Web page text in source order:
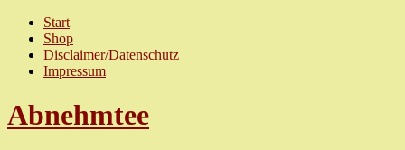
Start
Shop
Disclaimer/Datenschutz
Impressum
Abnehmtee